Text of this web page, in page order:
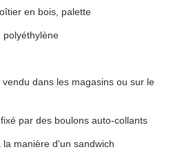
en bois, palette
polyéthylène
dans les magasins ou sur le
par des boulons auto-collants
manière d'un sandwich